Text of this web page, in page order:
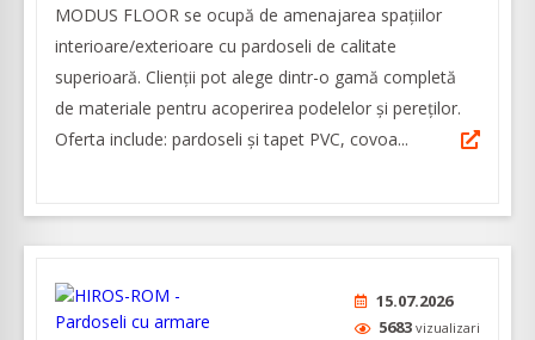
MODUS FLOOR se ocupă de amenajarea spațiilor
interioare/exterioare cu pardoseli de calitate
superioară. Clienții pot alege dintr-o gamă completă
de materiale pentru acoperirea podelelor și pereților.
Oferta include: pardoseli și tapet PVC, covoa...
15.07.2026
5683 vizualizari